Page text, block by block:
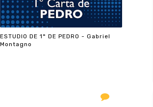
ESTUDIO DE 1° DE PEDRO - Gabriel
Montagno